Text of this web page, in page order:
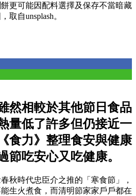
更可能因配料選擇及保存不當暗藏
取自unsplash。
然相較於其他節日食品
量低了許多但仍接近一
食力》整理食安與健康
節吃安心又吃健康。
秋時代忠臣介之推的「寒食節」，
生火煮食，而清明節家家戶戶都在